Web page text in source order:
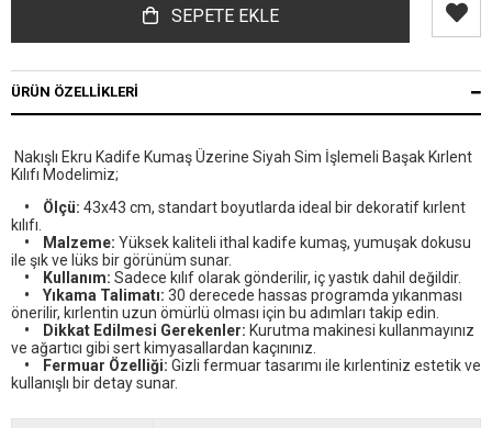
ÜRÜN ÖZELLIKLERI
Nakışlı Ekru Kadife Kumaş Üzerine Siyah Sim İşlemeli Başak Kırlent
Kılıfı Modelimiz;
• Ölçü: 43x43 cm, standart boyutlarda ideal bir dekoratif kırlent
kılıfı.
• Malzeme: Yüksek kaliteli ithal kadife kumaş, yumuşak dokusu
ile şık ve lüks bir görünüm sunar.
• Kullanım: Sadece kılıf olarak gönderilir, iç yastık dahil değildir.
• Yıkama Talimatı: 30 derecede hassas programda yıkanması
önerilir, kırlentin uzun ömürlü olması için bu adımları takip edin.
• Dikkat Edilmesi Gerekenler: Kurutma makinesi kullanmayınız
ve ağartıcı gibi sert kimyasallardan kaçınınız.
• Fermuar Özelliği: Gizli fermuar tasarımı ile kırlentiniz estetik ve
kullanışlı bir detay sunar.